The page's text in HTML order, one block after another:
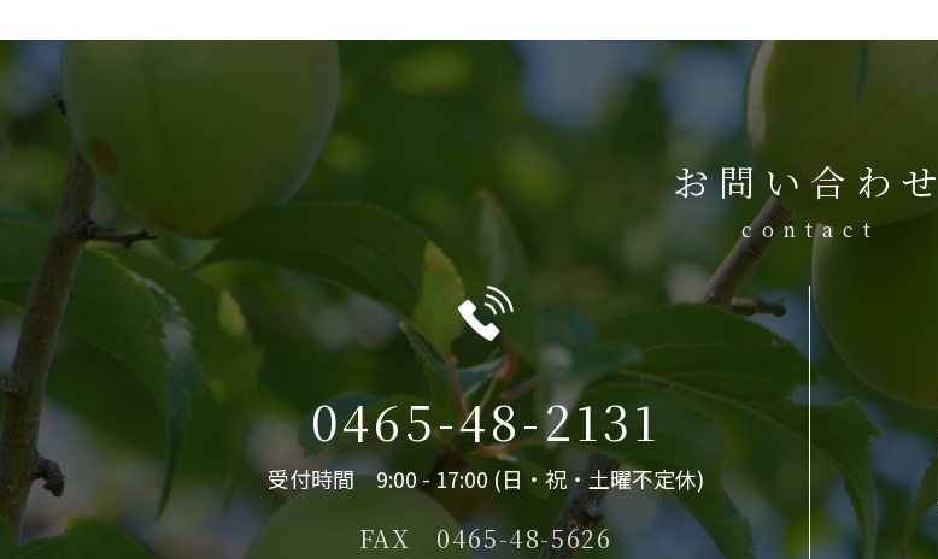
お問い合わせ
contact
0465-48-2131
受付時間 9:00 - 17:00 (日・祝・土曜不定休)
FAX 0465-48-5626